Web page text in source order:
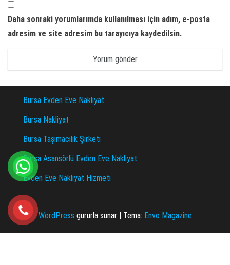
Daha sonraki yorumlarımda kullanılması için adım, e-posta
adresim ve site adresim bu tarayıcıya kaydedilsin.
Bursa Evden Eve Nakliyat
Bursa Nakliyat
Bursa Taşımacılık Şirketi
Bursa Asansörlü Evden Eve Nakliyat
Evden Eve Nakliyat Hizmeti
WordPress gururla sunar | Tema: Envo Magazine